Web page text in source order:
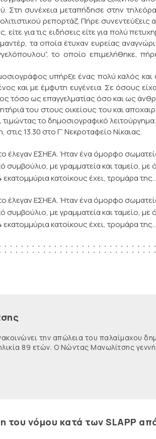
Στη συνέχεια μεταπήδησε στην
ρεπορτάζ. Πήρε
για τις ειδήσεις είτε για πολύ
τα οποία έτυχαν ευρείας
το οποίο επιμελήθηκε,
υπήρξε ένας πολύ καλός και
και με έμφυτη ευγένεια. Σε όσους
τόσο ως επαγγελματίας όσο και ως
του στους οικείους του και
το δημοσιογραφικό λειτούργημα.
13.30 στο Γ’ Νεκροταφείο Νίκαιας.
έλεγαν ΕΣΗΕΑ. Ήταν ένα όμορφο
με γραμματεία και ταμείο, με
εκατομμύρια κατοίκους έχει, τρομάρα
έλεγαν ΕΣΗΕΑ. Ήταν ένα όμορφο
με γραμματεία και ταμείο, με
εκατομμύρια κατοίκους έχει, τρομάρα
την απώλεια του παλαίμαχου
89 ετών. Ο Νώντας Μανωλίτσης
του νόμου κατά των SLAPP